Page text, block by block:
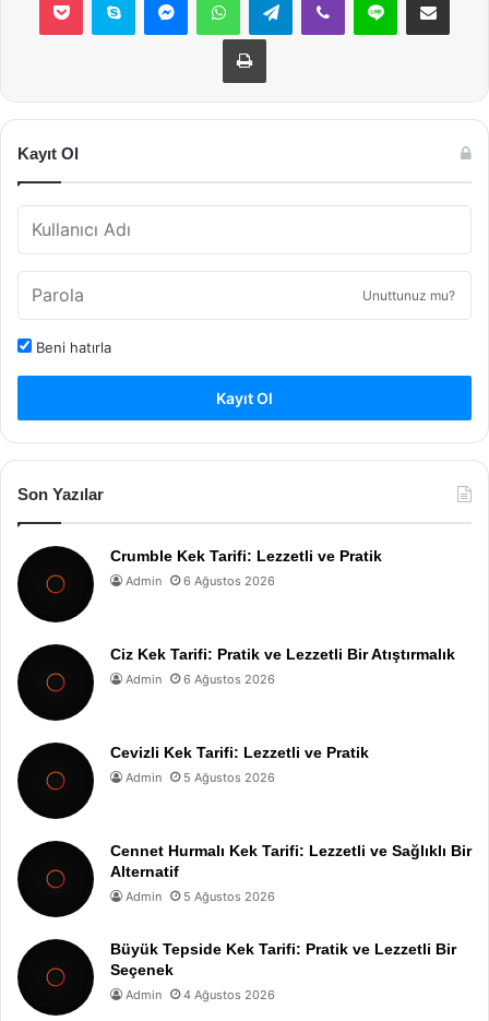
Yazdır
Kayıt Ol
Unuttunuz mu?
Beni hatırla
Kayıt Ol
Son Yazılar
Crumble Kek Tarifi: Lezzetli ve Pratik
Admin 6 Ağustos 2026
Ciz Kek Tarifi: Pratik ve Lezzetli Bir Atıştırmalık
Admin 6 Ağustos 2026
Cevizli Kek Tarifi: Lezzetli ve Pratik
Admin 5 Ağustos 2026
Cennet Hurmalı Kek Tarifi: Lezzetli ve Sağlıklı Bir
Alternatif
Admin 5 Ağustos 2026
Büyük Tepside Kek Tarifi: Pratik ve Lezzetli Bir
Seçenek
Admin 4 Ağustos 2026